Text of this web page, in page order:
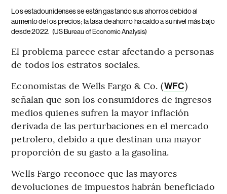
Los estadounidenses se están gastando sus ahorros debido al
aumento de los precios; la tasa de ahorro ha caído a su nivel más bajo
desde 2022. (US Bureau of Economic Analysis)
El problema parece estar afectando a personas
de todos los estratos sociales.
Economistas de Wells Fargo & Co. (WFC)
señalan que son los consumidores de ingresos
medios quienes sufren la mayor inflación
derivada de las perturbaciones en el mercado
petrolero, debido a que destinan una mayor
proporción de su gasto a la gasolina.
Wells Fargo reconoce que las mayores
devoluciones de impuestos habrán beneficiado